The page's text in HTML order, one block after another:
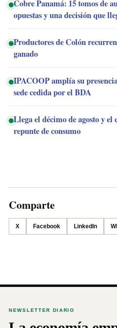
Cobre Panamá: 15 tomos de
opuestas y una decisión que
Productores de Colón
ganado
IPACOOP amplía su
sede cedida por el BDA
Llega el décimo de agosto y
repunte de consumo
Comparte
X Facebook LinkedIn
NEWSLETTER DIARIO